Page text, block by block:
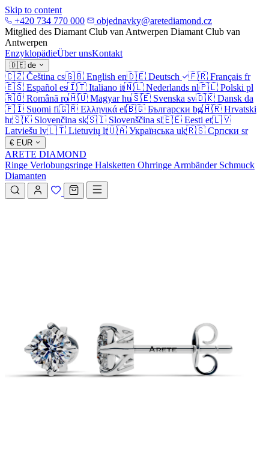
Skip to content
+420 734 770 000
objednavky@aretediamond.cz
Mitglied des Diamant Club van Antwerpen Diamant Club van
Antwerpen
EnzyklopädieÜber unsKontakt
🇩🇪 de
🇨🇿 Čeština cs🇬🇧 English en🇩🇪 Deutsch 🇫🇷 Français fr
🇪🇸 Español es🇮🇹 Italiano it🇳🇱 Nederlands nl🇵🇱 Polski pl
🇷🇴 Română ro🇭🇺 Magyar hu🇸🇪 Svenska sv🇩🇰 Dansk da
🇫🇮 Suomi fi🇬🇷 Ελληνικά el🇧🇬 Български bg🇭🇷 Hrvatski
hr🇸🇰 Slovenčina sk🇸🇮 Slovenščina sl🇪🇪 Eesti et🇱🇻
Latviešu lv🇱🇹 Lietuvių lt🇺🇦 Українська uk🇷🇸 Српски sr
€ EUR
ARETE DIAMOND
Ringe Verlobungsringe Halsketten Ohrringe Armbänder Schmuck
Diamanten